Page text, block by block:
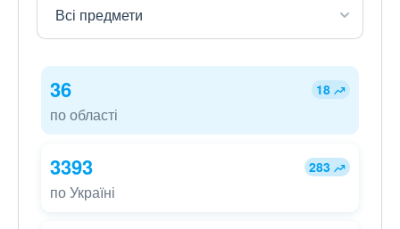
36 18
по області
3393 283
по Україні